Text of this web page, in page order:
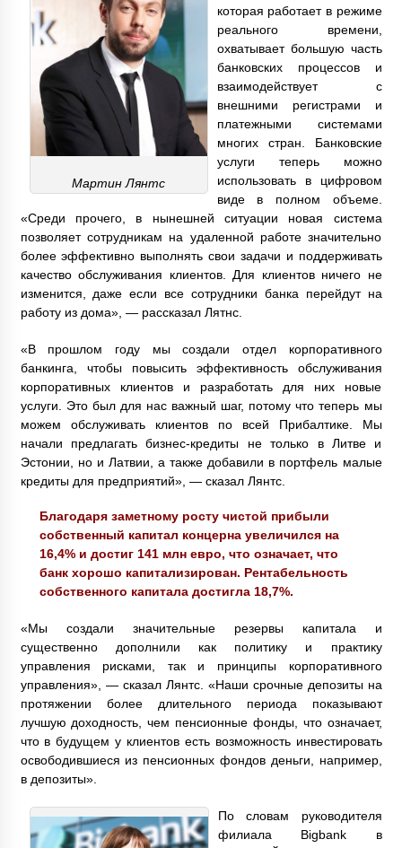
Мартин Лянтс
которая работает в режиме
реального времени,
охватывает большую часть
банковских процессов и
взаимодействует с
внешними регистрами и
платежными системами
многих стран. Банковские
услуги теперь можно
использовать в цифровом
виде в полном объеме.
«Среди прочего, в нынешней ситуации новая система
позволяет сотрудникам на удаленной работе значительно
более эффективно выполнять свои задачи и поддерживать
качество обслуживания клиентов. Для клиентов ничего не
изменится, даже если все сотрудники банка перейдут на
работу из дома», — рассказал Лятнс.
«В прошлом году мы создали отдел корпоративного
банкинга, чтобы повысить эффективность обслуживания
корпоративных клиентов и разработать для них новые
услуги. Это был для нас важный шаг, потому что теперь мы
можем обслуживать клиентов по всей Прибалтике. Мы
начали предлагать бизнес-кредиты не только в Литве и
Эстонии, но и Латвии, а также добавили в портфель малые
кредиты для предприятий», — сказал Лянтс.
Благодаря заметному росту чистой прибыли
собственный капитал концерна увеличился на
16,4% и достиг 141 млн евро, что означает, что
банк хорошо капитализирован. Рентабельность
собственного капитала достигла 18,7%.
«Мы создали значительные резервы капитала и
существенно дополнили как политику и практику
управления рисками, так и принципы корпоративного
управления», — сказал Лянтс. «Наши срочные депозиты на
протяжении более длительного периода показывают
лучшую доходность, чем пенсионные фонды, что означает,
что в будущем у клиентов есть возможность инвестировать
освободившиеся из пенсионных фондов деньги, например,
в депозиты».
По словам руководителя
филиала Bigbank в